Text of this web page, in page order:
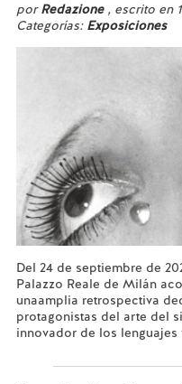
porRedazione , escrito en
Categorías: Exposiciones
Del 24 de septiembre de
Palazzo Reale de Milán
unaamplia retrospectiva
protagonistas del arte del
innovador de los lenguajes